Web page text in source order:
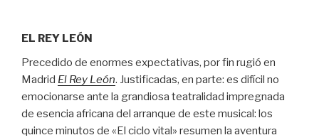
EL REY LEÓN
Precedido de enormes expectativas, por fin rugió en
Madrid El Rey León. Justificadas, en parte: es difícil no
emocionarse ante la grandiosa teatralidad impregnada
de esencia africana del arranque de este musical: los
quince minutos de «El ciclo vital» resumen la aventura